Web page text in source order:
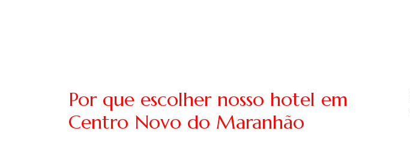
Por que escolher nosso hotel em
Centro Novo do Maranhão